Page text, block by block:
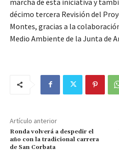
décimo tercera Revisión del
Montes, gracias a la
Medio Ambiente de la Junta de
Artículo anterior
Ronda volverá a despedir el
año con la tradicional carrera
de San Corbata